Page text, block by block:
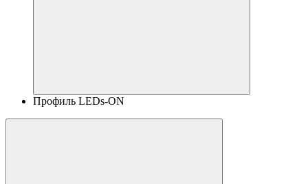
Профиль LEDs-ON